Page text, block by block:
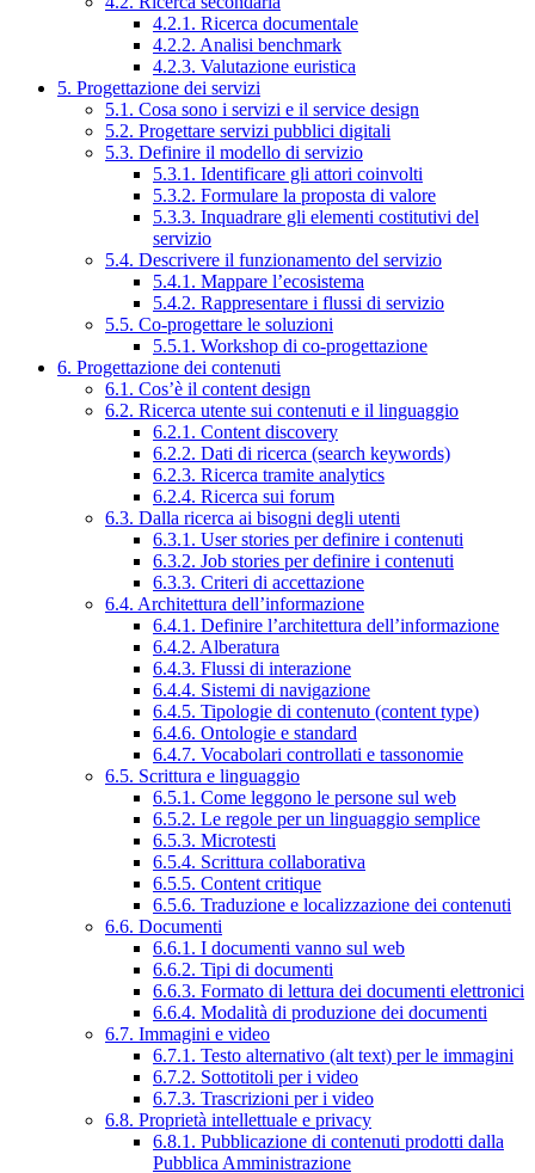
4.2.1. Ricerca documentale
4.2.2. Analisi benchmark
4.2.3. Valutazione euristica
5. Progettazione dei servizi
5.1. Cosa sono i servizi e il service design
5.2. Progettare servizi pubblici digitali
5.3. Definire il modello di servizio
5.3.1. Identificare gli attori coinvolti
5.3.2. Formulare la proposta di valore
5.3.3. Inquadrare gli elementi costitutivi del
servizio
5.4. Descrivere il funzionamento del servizio
5.4.1. Mappare l’ecosistema
5.4.2. Rappresentare i flussi di servizio
5.5. Co-progettare le soluzioni
5.5.1. Workshop di co-progettazione
6. Progettazione dei contenuti
6.1. Cos’è il content design
6.2. Ricerca utente sui contenuti e il linguaggio
6.2.1. Content discovery
6.2.2. Dati di ricerca (search keywords)
6.2.3. Ricerca tramite analytics
6.2.4. Ricerca sui forum
6.3. Dalla ricerca ai bisogni degli utenti
6.3.1. User stories per definire i contenuti
6.3.2. Job stories per definire i contenuti
6.3.3. Criteri di accettazione
6.4. Architettura dell’informazione
6.4.1. Definire l’architettura dell’informazione
6.4.2. Alberatura
6.4.3. Flussi di interazione
6.4.4. Sistemi di navigazione
6.4.5. Tipologie di contenuto (content type)
6.4.6. Ontologie e standard
6.4.7. Vocabolari controllati e tassonomie
6.5. Scrittura e linguaggio
6.5.1. Come leggono le persone sul web
6.5.2. Le regole per un linguaggio semplice
6.5.3. Microtesti
6.5.4. Scrittura collaborativa
6.5.5. Content critique
6.5.6. Traduzione e localizzazione dei contenuti
6.6. Documenti
6.6.1. I documenti vanno sul web
6.6.2. Tipi di documenti
6.6.3. Formato di lettura dei documenti elettronici
6.6.4. Modalità di produzione dei documenti
6.7. Immagini e video
6.7.1. Testo alternativo (alt text) per le immagini
6.7.2. Sottotitoli per i video
6.7.3. Trascrizioni per i video
6.8. Proprietà intellettuale e privacy
6.8.1. Pubblicazione di contenuti prodotti dalla
Pubblica Amministrazione